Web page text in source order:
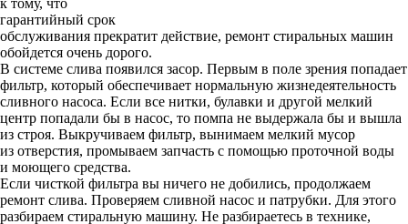
к тому, что
гарантийный срок
обслуживания прекратит действие, ремонт стиральных машин
обойдется очень дорого.
В системе слива появился засор. Первым в поле зрения попадает
фильтр, который обеспечивает нормальную жизнедеятельность
сливного насоса. Если все нитки, булавки и другой мелкий
центр попадали бы в насос, то помпа не выдержала бы и вышла
из строя. Выкручиваем фильтр, вынимаем мелкий мусор
из отверстия, промываем запчасть с помощью проточной воды
и моющего средства.
Если чисткой фильтра вы ничего не добились, продолжаем
ремонт слива. Проверяем сливной насос и патрубки. Для этого
разбираем стиральную машину. Не разбираетесь в технике,